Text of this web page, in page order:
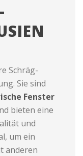
Schräg-
Sie sind
Fenster
bieten eine
und
um ein
anderen